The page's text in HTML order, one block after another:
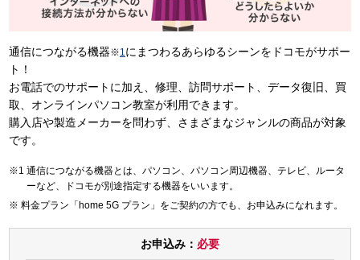
通信につながる機器※1 にまつわるあらゆるシーンをドコモがサポー
ト！
お電話でのサポートに加え、修理、訪問サポート、データ復旧、買
取、オンラインパソコン教室が利用できます。
購入店や製造メーカーを問わず、さまざまなジャンルの商品が対象
です。
通信につながる機器とは、パソコン、パソコン周辺機器、テレビ、ルータ
ーなど、ドコモが別途指定する機器をいいます。
料金プラン「home 5G プラン」をご契約の方でも、お申込みになれます。
お申込み： 必要